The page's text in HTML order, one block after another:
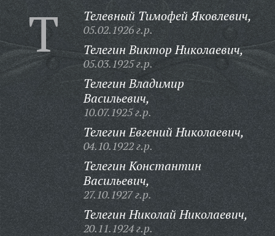
Т Телевный Тимофей Яковлевич,
05.02.1926 г.р.
Телегин Виктор Николаевич,
05.03.1925 г.р.
Телегин Владимир
Васильевич,
10.07.1925 г.р.
Телегин Евгений Николаевич,
04.10.1922 г.р.
Телегин Константин
Васильевич,
27.10.1927 г.р.
Телегин Николай Николаевич,
20.11.1924 г.р.